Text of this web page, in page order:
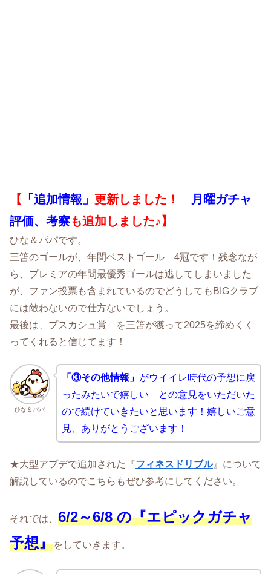
【 「追加情報」 更新しました！ 月曜ガチャ
評価、考察も追加しました♪ 】
ひな＆パパです。
三笘のゴールが、年間ベストゴール 4冠です！残念なが
ら、プレミアの年間最優秀ゴールは逃してしまいました
が、ファン投票も含まれているのでどうしてもBIGクラブ
には敵わないので仕方ないでしょう。
最後は、プスカシュ賞 を三笘が獲って2025を締めくく
ってくれると信じてます！
ひな＆パパ
「③その他情報」 がウイイレ時代の予想に戻
ったみたいで嬉しい との意見をいただいた
ので続けていきたいと思います！嬉しいご意
見、ありがとうございます！
★大型アプデで追加された『フィネスドリブル』について
解説しているのでこちらもぜひ参考にしてください。
それでは、 6/2～6/8の『エピックガチャ
予想』をしていきます。